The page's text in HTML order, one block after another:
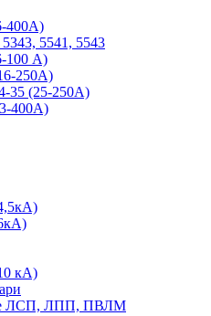
400А)
5541, 5543
100 А)
250А)
35 (25-250А)
400А)
кА)
ЛСП, ЛПП, ПВЛМ